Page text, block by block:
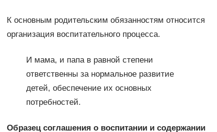
К основным родительским обязанностям относится
организация воспитательного процесса.
И мама, и папа в равной степени
ответственны за нормальное развитие
детей, обеспечение их основных
потребностей.
Образец соглашения о воспитании и содержании